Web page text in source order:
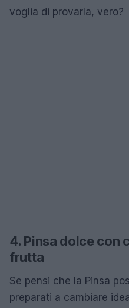
voglia di provarla, vero?
4. Pinsa dolce con
frutta
Se pensi che la Pinsa
preparati a cambiare